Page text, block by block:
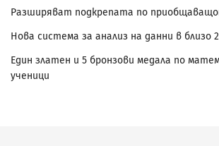
Разширяват подкрепата по
Нова система за анализ на данни в близо
Един златен и 5 бронзови медала по
ученици